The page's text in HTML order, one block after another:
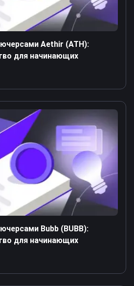
Aethir (ATH):
для начинающих
Bubb (BUBB):
для начинающих